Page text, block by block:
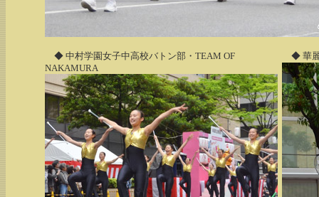
◆ 中村学園女子中高校バトン部・TEAM OF
NAKAMURA
◆ 華麗